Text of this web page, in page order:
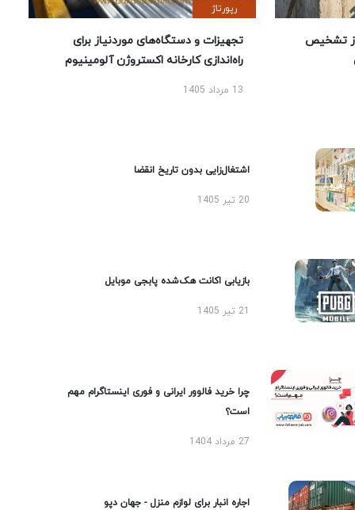
تشخیص
رپورتاژ
تجهیزات و دستگاه‌های موردنیاز برای
راه‌اندازی کارخانه اکستروژن آلومینیوم
13 مرداد 1405
اشتغال‌زایی بدون تاریخ انقضا
20 تیر 1405
بازیابی اکانت هک‌شده پابجی موبایل
چرا خرید فالوور ایرانی و فوری اینستاگرام مهم
است؟
27 مرداد 1404
اجاره انبار برای لوازم منزل - جهان دپو